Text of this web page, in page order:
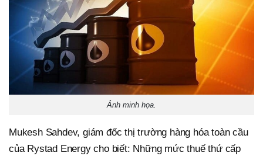
Ảnh minh họa.
Mukesh Sahdev, giám đốc thị trường hàng hóa toàn cầu
của Rystad Energy cho biết: Những mức thuế thứ cấp